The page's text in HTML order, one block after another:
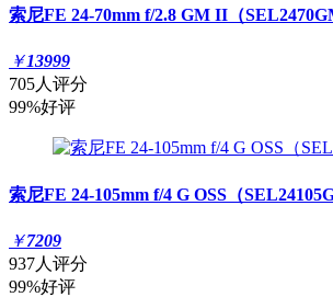
索尼FE 24-70mm f/2.8 GM II（
￥13999
705人评分
99%好评
索尼FE 24-105mm f/4 G OSS（SEL24105G
￥7209
937人评分
99%好评